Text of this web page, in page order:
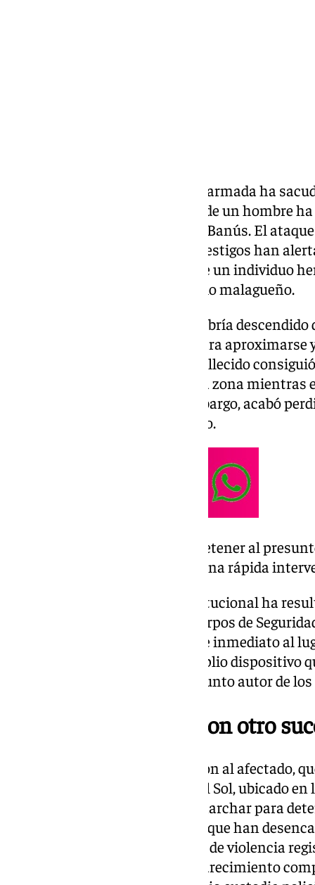
Un nuevo episodio de violencia armada ha
Puerto Banús, en Marbella, donde un hombre
disparos en plena avenida José Banús. El
13.30 horas, cuando múltiples testigos han
112 Andalucía de la presencia de un individuo
céntrica ubicación del municipio malagueño.
Según los testigos, el agresor habría
objetivo, cruzando la calzada para
disparos contra la víctima. El fallecido
establecimiento comercial de la zona mientras
equipos de emergencia. Sin embargo, acabó
viernes en el centro hospitalario.
La Policía Nacional logra detener al
municipio de Marbella en una rápida
La rapidez de la respuesta institucional ha
suceso. Tanto las Fuerzas y Cuerpos de
sanitarios se han desplazado de inmediato al
Nacional ha desplegado un amplio dispositivo
municipio e interceptar al presunto autor de
Posible vinculación con otro
Los servicios médicos atendieron al afectado,
trasladado al Hospital Costa del Sol, ubicado
investigación policial está en marchar para
exactas del suceso, los motivos que han
conexiones con otros episodios de violencia
autoridades trabajan en el esclarecimiento